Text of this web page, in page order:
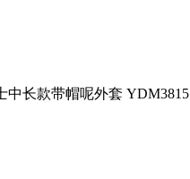
中长款带帽呢外套 YDM3815